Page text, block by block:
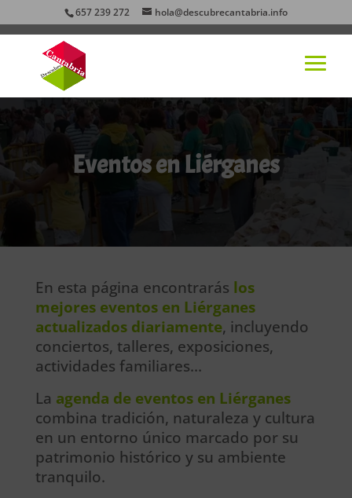
657 239 272 hola@descubrecantabria.info
Eventos en Liérganes
En esta página encontrarás los
mejores eventos en Liérganes
actualizados diariamente, incluyendo
conciertos, talleres, exposiciones,
actividades familiares…
La agenda de eventos en Liérganes
combina tradición, naturaleza y cultura
en un entorno único marcado por su
patrimonio histórico y su ambiente
tranquilo.